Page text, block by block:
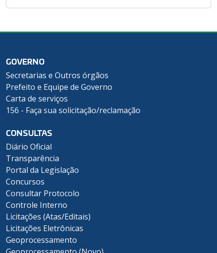
GOVERNO
Secretarias e Outros órgãos
Prefeito e Equipe de Governo
Carta de serviços
156 - Faça sua solicitação/reclamação
CONSULTAS
Diário Oficial
Transparência
Portal da Legislação
Concursos
Consultar Protocolo
Controle Interno
Licitações (Atas/Editais)
Licitações Eletrônicas
Geoprocessamento